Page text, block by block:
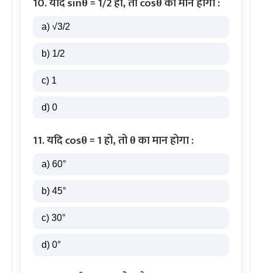
a) √3/2
b) 1/2
c) 1
d) 0
11. यदि cosθ = 1 हो, तो θ का मान होगा :
a) 60°
b) 45°
c) 30°
d) 0°